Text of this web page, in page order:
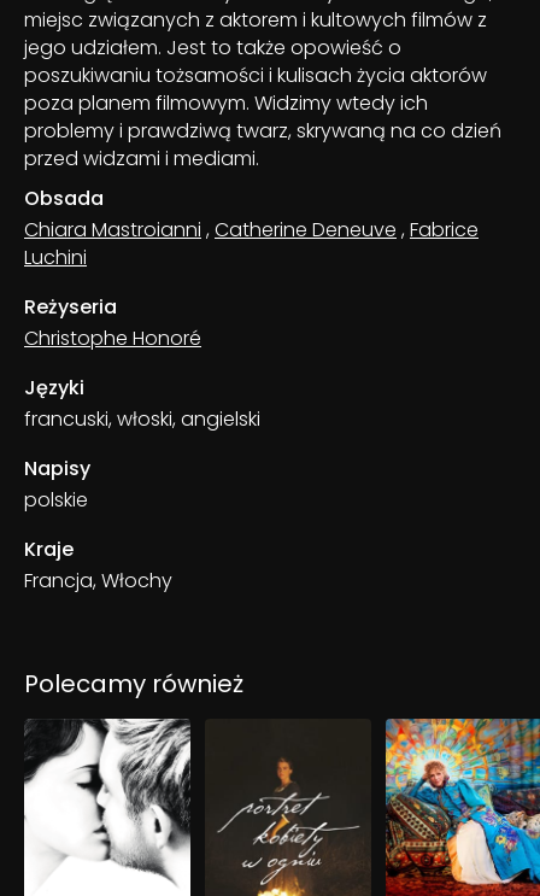
miejsc związanych z aktorem i kultowych filmów z
jego udziałem. Jest to także opowieść o
poszukiwaniu tożsamości i kulisach życia aktorów
poza planem filmowym. Widzimy wtedy ich
problemy i prawdziwą twarz, skrywaną na co dzień
przed widzami i mediami.
Obsada
Chiara Mastroianni ,Catherine Deneuve ,Fabrice
Luchini
Reżyseria
Christophe Honoré
Języki
francuski, włoski, angielski
Napisy
polskie
Kraje
Francja, Włochy
Polecamy również